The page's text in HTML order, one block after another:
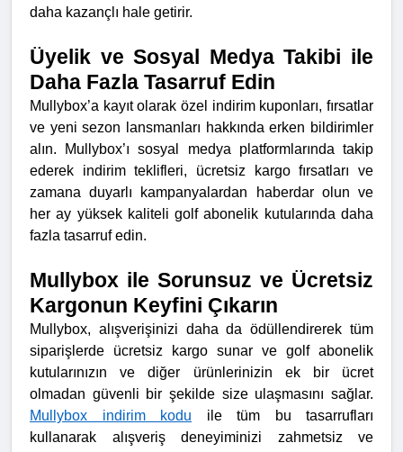
daha kazançlı hale getirir.
Üyelik ve Sosyal Medya Takibi ile
Daha Fazla Tasarruf Edin
Mullybox’a kayıt olarak özel indirim kuponları, fırsatlar
ve yeni sezon lansmanları hakkında erken bildirimler
alın. Mullybox’ı sosyal medya platformlarında takip
ederek indirim teklifleri, ücretsiz kargo fırsatları ve
zamana duyarlı kampanyalardan haberdar olun ve
her ay yüksek kaliteli golf abonelik kutularında daha
fazla tasarruf edin.
Mullybox ile Sorunsuz ve Ücretsiz
Kargonun Keyfini Çıkarın
Mullybox, alışverişinizi daha da ödüllendirerek tüm
siparişlerde ücretsiz kargo sunar ve golf abonelik
kutularınızın ve diğer ürünlerinizin ek bir ücret
olmadan güvenli bir şekilde size ulaşmasını sağlar.
Mullybox indirim kodu ile tüm bu tasarrufları
kullanarak alışveriş deneyiminizi zahmetsiz ve